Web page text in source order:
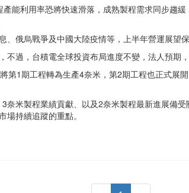
能利用率恐將快速滑落，成熟製程需求同步趨
俄烏戰爭及中國大陸疫情等，上半年營運展望
過，台積電全球投資布局進度不變，法人預期
第1期工程轉為生產4奈米，第2期工程也正式
米製程業績貢獻、以及2奈米製程最新進展備
持續追蹤的重點。